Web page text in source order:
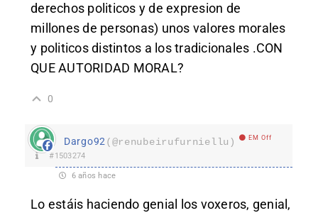
derechos politicos y de expresion de
millones de personas) unos valores morales
y politicos distintos a los tradicionales .CON
QUE AUTORIDAD MORAL?
0
Dargo92(@renubeirufurniellu) EM Off
#1503274
6 años hace
Lo estáis haciendo genial los voxeros, genial,